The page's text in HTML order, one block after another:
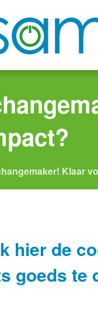
Klaar
hier de
goeds te